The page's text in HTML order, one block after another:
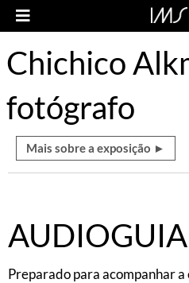
Chichico
fotógrafo
Mais sobre a exposição ►
AUDIOGUIA
Preparado para acompanhar a